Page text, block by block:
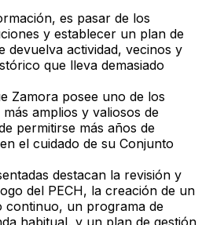
es pasar de los
y establecer un plan de
devuelva actividad, vecinos y
que lleva demasiado
Zamora posee uno de los
amplios y valiosos de
permitirse más años de
en el cuidado de su Conjunto
destacan la revisión y
del PECH, la creación de un
continuo, un programa de